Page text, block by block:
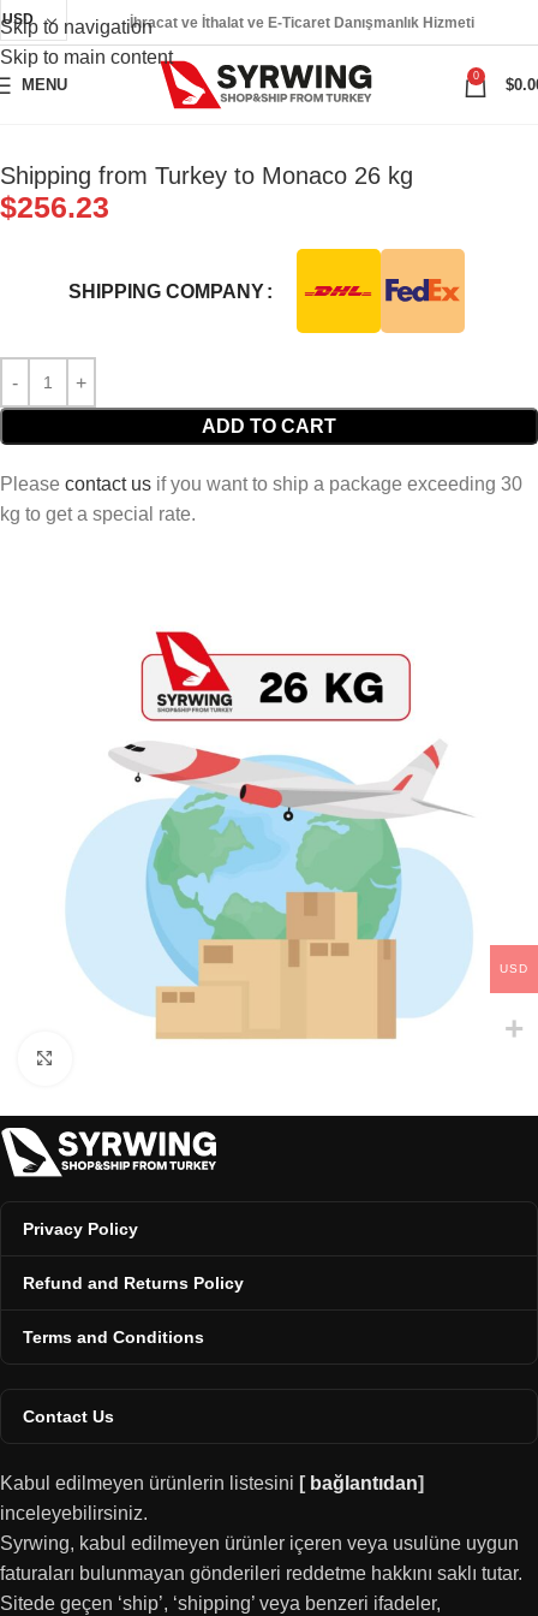
Skip to navigation
Skip to main content
USD İhracat ve İthalat ve E-Ticaret Danışmanlık Hizmeti
MENU
0
$
Shipping from Turkey to Monaco 26 kg
$256.23
SHIPPING COMPANY
ADD TO CART
Please contact us if you want to ship a package exceeding 30
kg to get a special rate.
Privacy Policy
Refund and Returns Policy
Terms and Conditions
Contact Us
Kabul edilmeyen ürünlerin listesini [ bağlantıdan]
inceleyebilirsiniz.
Syrwing, kabul edilmeyen ürünler içeren veya usulüne uygun
faturaları bulunmayan gönderileri reddetme hakkını saklı tutar.
Sitede geçen ‘ship’, ‘shipping’ veya benzeri ifadeler,
USD